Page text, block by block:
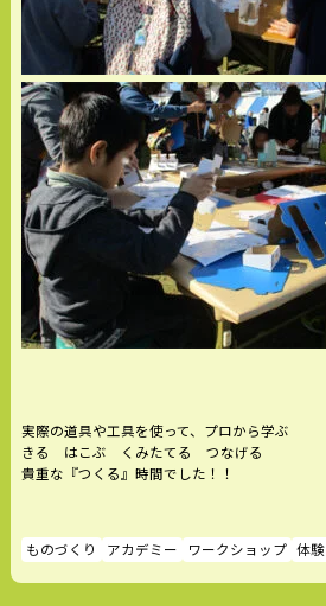
実際の道具や工具を使って、プロから学ぶ
きる はこぶ くみたてる つなげる
貴重な『つくる』時間でした！！
ものづくり アカデミー ワークショップ 体験